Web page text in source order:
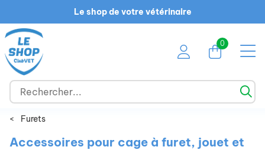
Le shop de votre vétérinaire
0
< Furets
Accessoires pour cage à furet, jouet et